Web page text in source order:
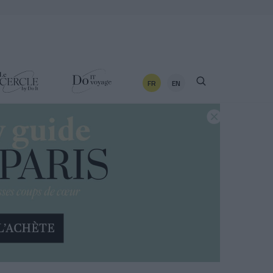
FR EN